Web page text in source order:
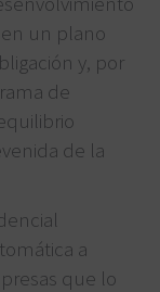
un plano
y, por
de
de la
a
que lo